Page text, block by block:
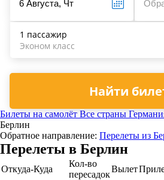
1 пассажир
Эконом класс
Найти
Билеты на самолёт Все страны
Берлин
Обратное направление: Перелеты из
Перелеты в Берлин
Откуда-Куда
Кол-во
пересадок
Вылет